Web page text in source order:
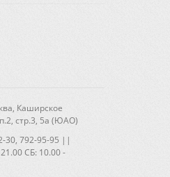
Каширское
стр.3, 5а (ЮАО)
30, 792-95-95 ||
CБ: 10.00 -